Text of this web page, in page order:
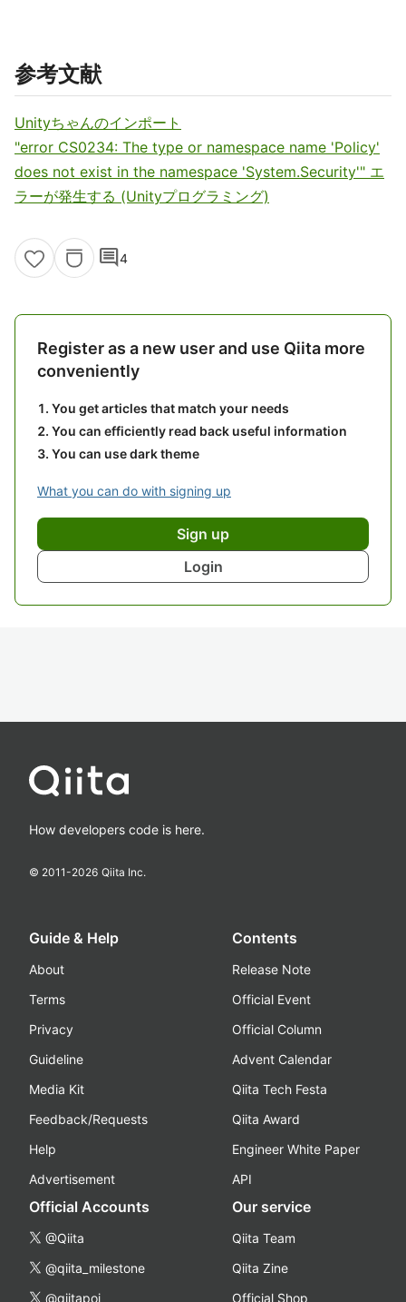
参考文献
Unityちゃんのインポート
"error CS0234: The type or namespace name 'Policy'
does not exist in the namespace 'System.Security'" エ
ラーが発生する (Unityプログラミング)
comment4
Register as a new user and use Qiita more
conveniently
You get articles that match your needs
You can efficiently read back useful information
You can use dark theme
What you can do with signing up
Sign up
Login
How developers code is here.
© 2011-2026 Qiita Inc.
Guide & Help
About
Terms
Privacy
Guideline
Media Kit
Feedback/Requests
Help
Advertisement
Contents
Release Note
Official Event
Official Column
Advent Calendar
Qiita Tech Festa
Qiita Award
Engineer White Paper
API
Official Accounts
@Qiita
@qiita_milestone
@qiitapoi
Our service
Qiita Team
Qiita Zine
Official Shop